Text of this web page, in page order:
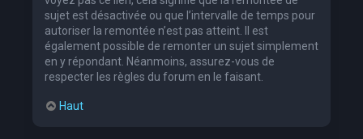
sujet est désactivée ou que l’intervalle de temps pour
autoriser la remontée n’est pas atteint. Il est
également possible de remonter un sujet simplement
en y répondant. Néanmoins, assurez-vous de
respecter les règles du forum en le faisant.
Haut